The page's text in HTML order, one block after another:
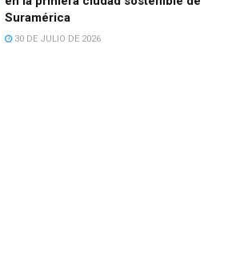
Suramérica
30 DE JULIO DE 2026